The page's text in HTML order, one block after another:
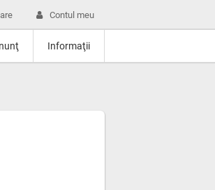
Contul meu
Informaţii